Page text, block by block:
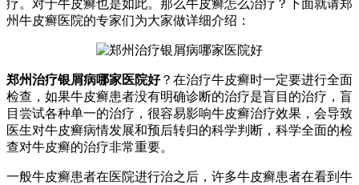
疗。对于牛皮癣也是如此。那么牛皮癣怎么治疗？下面就请郑
州牛皮癣医院的专家们为大家做详细介绍：
郑州治疗银屑病哪家医院好？在治疗牛皮癣时一定要进行全面
检查，如果牛皮癣患者没有明确诊断的治疗是盲目的治疗，盲
目尝试各种单一的治疗，很容易影响牛皮癣治疗效果，会导致
医生对牛皮癣病情发展和预后转归的科学判断，科学全面的检
查对牛皮癣的治疗非常重要。
一般牛皮癣患者在医院进行治之后，许多牛皮癣患者在看到牛